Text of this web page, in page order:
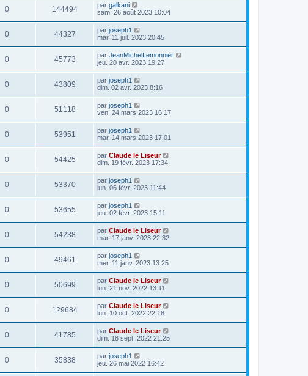
0 144494 par galkani
sam. 26 août 2023 10:04
0 44327 par joseph1
mar. 11 juil. 2023 20:45
0 45773 par JeanMichelLemonnier
jeu. 20 avr. 2023 19:27
0 43809 par joseph1
dim. 02 avr. 2023 8:16
0 51118 par joseph1
ven. 24 mars 2023 16:17
0 53951 par joseph1
mar. 14 mars 2023 17:01
0 54425 par Claude le Liseur
dim. 19 févr. 2023 17:34
0 53370 par joseph1
lun. 06 févr. 2023 11:44
0 53655 par joseph1
jeu. 02 févr. 2023 15:11
0 54238 par Claude le Liseur
mar. 17 janv. 2023 22:32
0 49461 par joseph1
mer. 11 janv. 2023 13:25
0 50699 par Claude le Liseur
lun. 21 nov. 2022 13:11
0 129684 par Claude le Liseur
lun. 10 oct. 2022 22:18
0 41785 par Claude le Liseur
dim. 18 sept. 2022 21:25
0 35838 par joseph1
jeu. 26 mai 2022 16:42